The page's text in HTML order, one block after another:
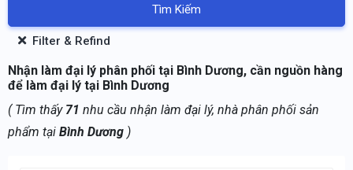
Tìm Kiếm
Filter & Refind
Nhận làm đại lý phân phối tại Bình Dương, cần nguồn hàng
để làm đại lý tại Bình Dương
( Tìm thấy 71 nhu cầu nhận làm đại lý, nhà phân phối sản
phẩm tại Bình Dương )